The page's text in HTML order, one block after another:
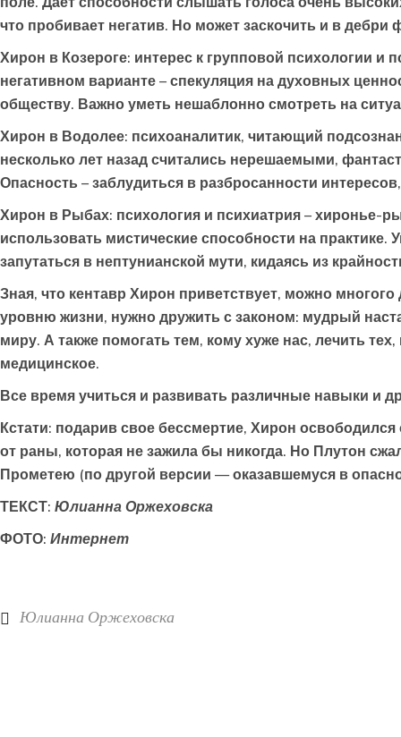
что пробивает негатив. Но может заскочить и в
Хирон в Козероге: интерес к групповой психологии и
негативном варианте – спекуляция на духовных
обществу. Важно уметь нешаблонно смотреть на
Хирон в Водолее: психоаналитик, читающий
несколько лет назад считались нерешаемыми,
Опасность – заблудиться в разбросанности
Хирон в Рыбах: психология и психиатрия – хиронье-
использовать мистические способности на
запутаться в нептунианской мути, кидаясь из
Зная, что кентавр Хирон приветствует, можно
уровню жизни, нужно дружить с законом: мудрый
миру. А также помогать тем, кому хуже нас, лечить
медицинское.
Все время учиться и развивать различные навыки и
Кстати: подарив свое бессмертие, Хирон
от раны, которая не зажила бы никогда. Но Плутон
Прометею (по другой версии — оказавшемуся в
ТЕКСТ: Юлианна Оржеховска
ФОТО: Интернет
Юлианна Оржеховска